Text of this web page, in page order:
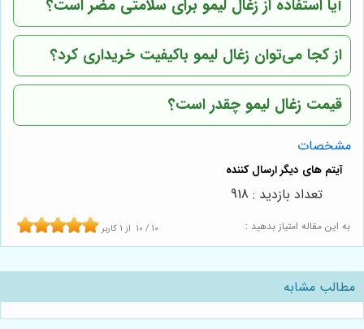
آیا استفاده از زغال لیمو برای سلامتی مضر است؟
از کجا می‌توان زغال لیمو باکیفیت خریداری کرد؟
قیمت زغال لیمو چقدر است؟
مشخصات
به این مقاله امتیاز بدهید : 10 / 10 از 1 کاربر
تعداد بازدید : 918
مطالب مشابه